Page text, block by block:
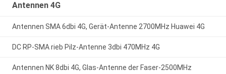
Antennen 4G
Antennen SMA 6dbi 4G, Gerät-Antenne 2700MHz Huawei 4G
DC RP-SMA rieb Pilz-Antenne 3dbi 470MHz 4G
Antennen NK 8dbi 4G, Glas-Antenne der Faser-2500MHz